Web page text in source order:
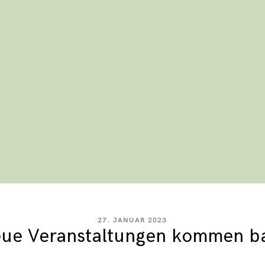
27. JANUAR 2023
Veranstaltungen kommen